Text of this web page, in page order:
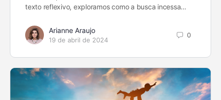
texto reflexivo, exploramos como a busca incessa…
Arianne Araujo
19 de abril de 2024
0